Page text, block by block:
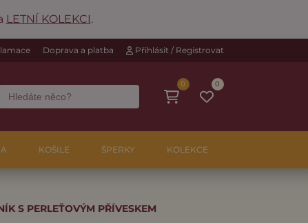
LETNÍ KOLEKCI.
Přihlásit / Registrovat
Doprava a platba
0
0
KOŠILE ŠPERKY KOLEKCE
S PERLEŤOVÝM PŘÍVESKEM